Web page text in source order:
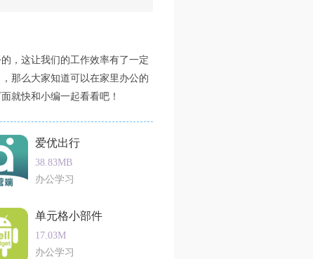
，这让我们的工作效率有了一定
那么大家知道可以在家里办公的
就快和小编一起看看吧！
爱优出行
38.83MB
办公学习
单元格小部件
17.03M
办公学习